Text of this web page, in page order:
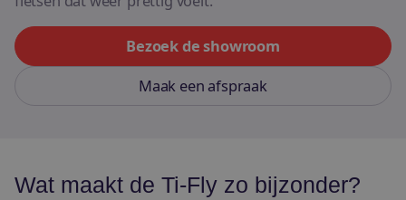
Bezoek de showroom
Maak een afspraak
Wat maakt de Ti-Fly zo bijzonder?